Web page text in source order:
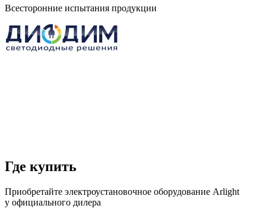
Всесторонние испытания продукции
Где купить
Приобретайте электроустановочное оборудование Arlight
у официального дилера